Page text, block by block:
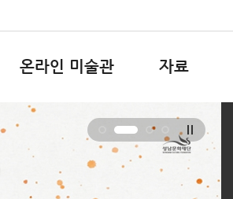
온라인 미술관 자료